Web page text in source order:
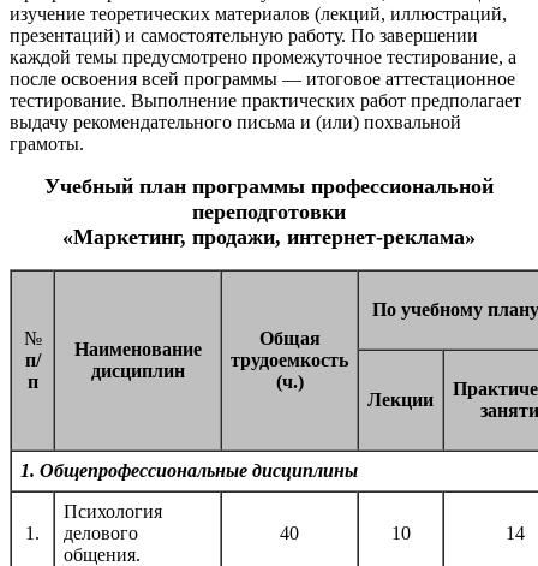
изучение теоретических материалов (лекций, иллюстраций,
презентаций) и самостоятельную работу. По завершении
каждой темы предусмотрено промежуточное тестирование, а
после освоения всей программы — итоговое аттестационное
тестирование. Выполнение практических работ предполагает
выдачу рекомендательного письма и (или) похвальной
грамоты.
Учебный план программы профессиональной
переподготовки
«Маркетинг, продажи, интернет-реклама»
№
п/
п
Наименование
дисциплин
Общая
трудоемкость
(ч.)
По учебному
Лекции
1. Общепрофессиональные дисциплины
1.
Психология
делового
общения.
40 10 14